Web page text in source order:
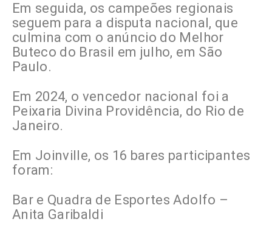
Em seguida, os campeões regionais
seguem para a disputa nacional, que
culmina com o anúncio do Melhor
Buteco do Brasil em julho, em São
Paulo.
Em 2024, o vencedor nacional foi a
Peixaria Divina Providência, do Rio de
Janeiro.
Em Joinville, os 16 bares participantes
foram:
Bar e Quadra de Esportes Adolfo –
Anita Garibaldi